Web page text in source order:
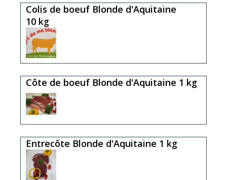
Colis de boeuf Blonde d'Aquitaine
10 kg
Côte de boeuf Blonde d'Aquitaine 1 kg
Entrecôte Blonde d'Aquitaine 1 kg